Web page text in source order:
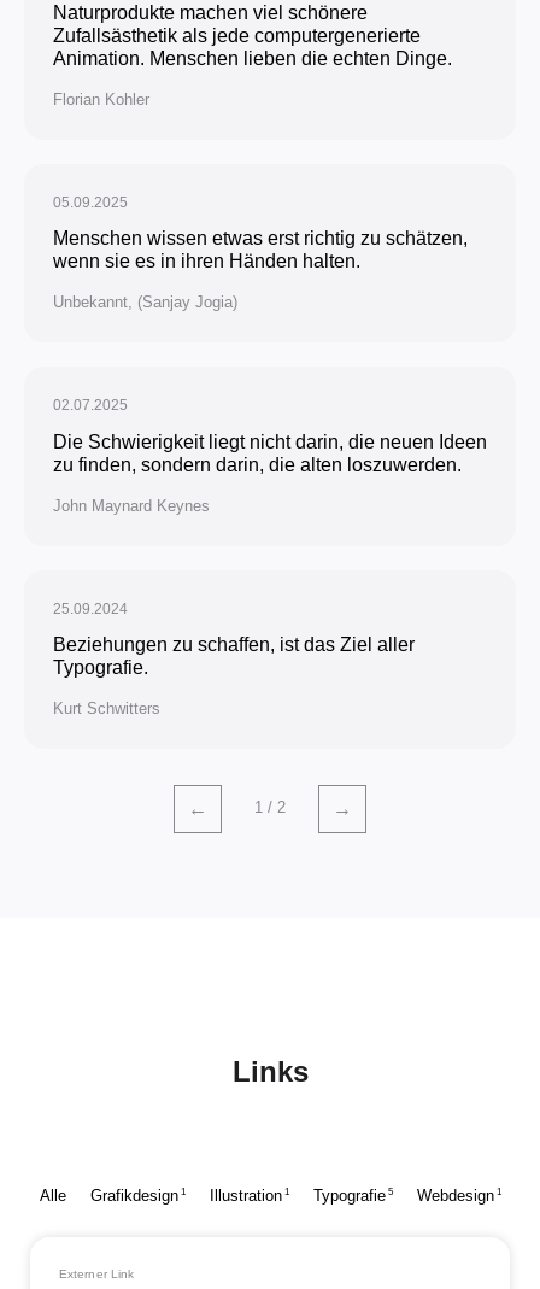
Naturprodukte machen viel schönere
Zufallsästhetik als jede computergenerierte
Animation. Menschen lieben die echten Dinge.
Florian Kohler
05.09.2025
Menschen wissen etwas erst richtig zu schätzen,
wenn sie es in ihren Händen halten.
Unbekannt, (Sanjay Jogia)
02.07.2025
Die Schwierigkeit liegt nicht darin, die neuen Ideen
zu finden, sondern darin, die alten loszuwerden.
John Maynard Keynes
25.09.2024
Beziehungen zu schaffen, ist das Ziel aller
Typografie.
Kurt Schwitters
← 1 / 2 →
Links
Alle Grafikdesign 1 Illustration 1 Typografie 5 Webdesign 1
Externer Link